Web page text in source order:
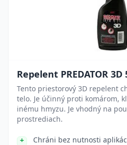
Repelent PREDATOR
Tento priestorový 3D repelent
telo. Je účinný proti komárom,
inému hmyzu. Je vhodný na
prostrediach.
Chráni bez nutnosti